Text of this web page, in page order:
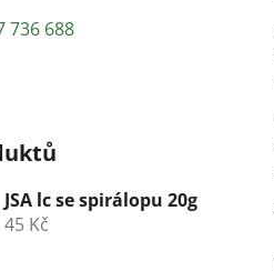
736 688
JSA lc se spirálopu 20g
45 Kč